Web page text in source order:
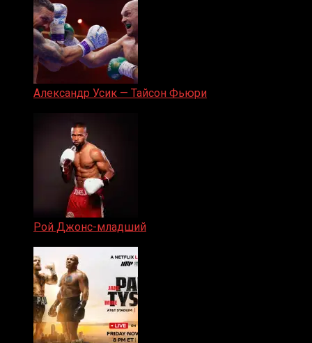
Александр Усик — Тайсон Фьюри
Рой Джонс-младший